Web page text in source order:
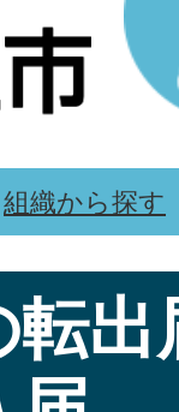
組織から探す
転